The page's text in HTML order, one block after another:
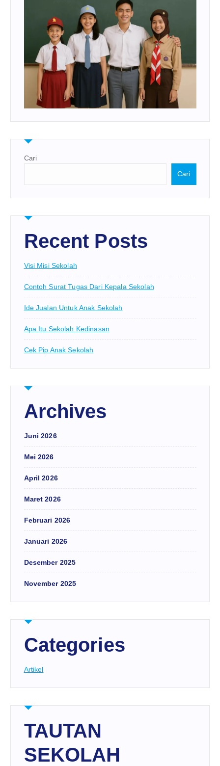
Cari
Cari
Recent Posts
Visi Misi Sekolah
Contoh Surat Tugas Dari Kepala Sekolah
Ide Jualan Untuk Anak Sekolah
Apa Itu Sekolah Kedinasan
Cek Pip Anak Sekolah
Archives
Juni 2026
Mei 2026
April 2026
Maret 2026
Februari 2026
Januari 2026
Desember 2025
November 2025
Categories
Artikel
TAUTAN
SEKOLAH